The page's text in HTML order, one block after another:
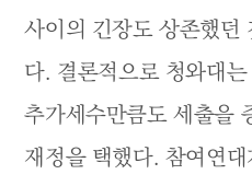
사이의 긴장도 상존했던
다. 결론적으로 청와대
추가세수만큼도 세출을
재정을 택했다. 참여연